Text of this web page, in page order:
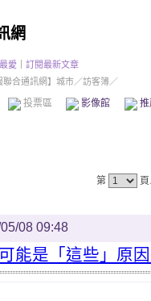
網
愛
訂閱最新文章
聯合通訊網】城市／訪客簿／
投票區 影像館
第
08 09:48
能是「這些」原